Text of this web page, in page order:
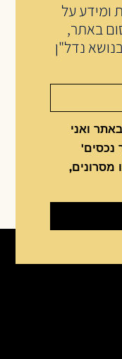
ומידע על
באתר,
נדל"ן
באתר ואני
נכסים'
מסרונים,